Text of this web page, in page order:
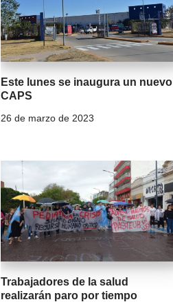
Este lunes se inaugura un nuevo
CAPS
26 de marzo de 2023
Trabajadores de la salud
realizarán paro por tiempo